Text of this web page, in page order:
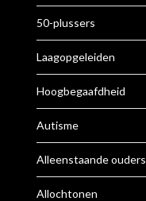
50-plussers
Laagopgeleiden
Hoogbegaafdheid
Autisme
Alleenstaande ouders
Allochtonen